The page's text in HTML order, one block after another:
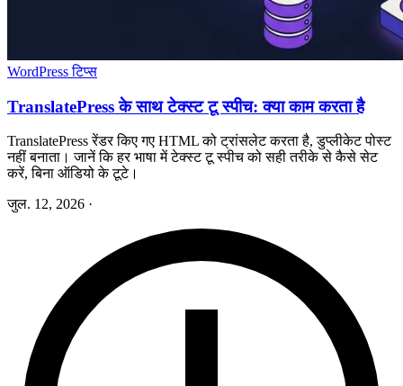
WordPress टिप्स
TranslatePress के साथ टेक्स्ट टू स्पीच: क्या काम करता है
TranslatePress रेंडर किए गए HTML को ट्रांसलेट करता है, डुप्लीकेट पोस्ट
नहीं बनाता। जानें कि हर भाषा में टेक्स्ट टू स्पीच को सही तरीके से कैसे सेट
करें, बिना ऑडियो के टूटे।
जुल. 12, 2026 ·